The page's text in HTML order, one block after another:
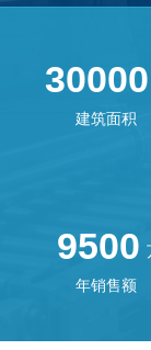
30000
建筑面积
9500
年销售额